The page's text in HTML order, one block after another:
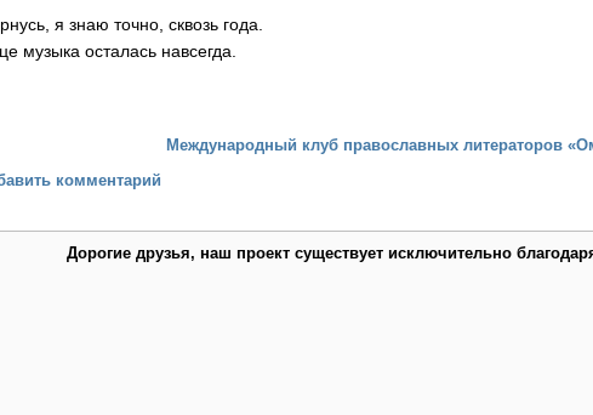
я знаю точно, сквозь года.
музыка осталась навсегда.
Международный клуб православных литераторов
комментарий
Дорогие друзья, наш проект существует исключительно